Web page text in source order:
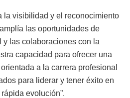
la visibilidad y el reconocimiento
las oportunidades de
las colaboraciones con la
capacidad para ofrecer una
a la carrera profesional
para liderar y tener éxito en
evolución”.